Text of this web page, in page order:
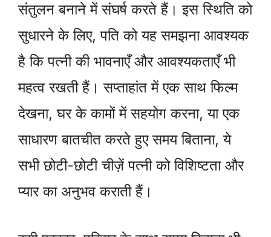
संतुलन बनाने में संघर्ष करते हैं। इस स्थिति को
सुधारने के लिए, पति को यह समझना आवश्यक
है कि पत्नी की भावनाएँ और आवश्यकताएँ भी
महत्व रखती हैं। सप्ताहांत में एक साथ फिल्म
देखना, घर के कामों में सहयोग करना, या एक
साधारण बातचीत करते हुए समय बिताना, ये
सभी छोटी-छोटी चीज़ें पत्नी को विशिष्टता और
प्यार का अनुभव कराती हैं।